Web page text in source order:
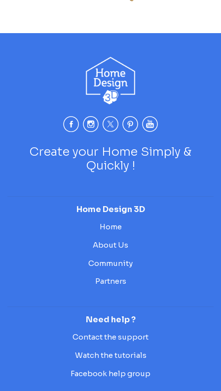
Create your Home Simply &
Quickly !
Home Design 3D
Home
About Us
Community
Partners
Need help ?
Contact the support
Watch the tutorials
Facebook help group